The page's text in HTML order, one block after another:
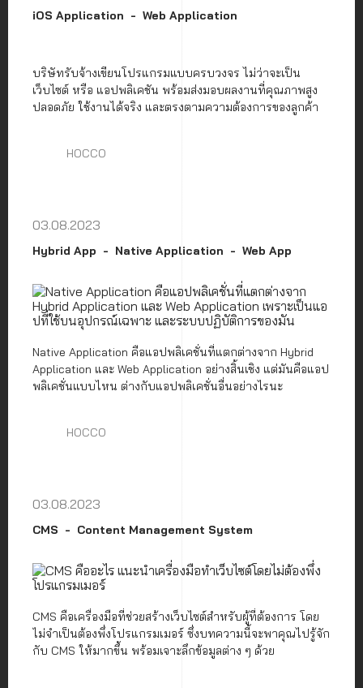
iOS Application Web Application
บริษัทรับจ้างเขียนโปรแกรมแบบครบวงจร ไม่ว่าจะเป็น
เว็บไซต์ หรือ แอปพลิเคชัน พร้อมส่งมอบผลงานที่คุณภาพสูง
ปลอดภัย ใช้งานได้จริง และตรงตามความต้องการของลูกค้า
HOCCO
03.08.2023
Hybrid App Native Application Web App
Native Application คือแอปพลิเคชั่นที่แตกต่างจาก Hybrid
Application และ Web Application อย่างสิ้นเชิง แต่มันคือแอป
พลิเคชั่นแบบไหน ต่างกับแอปพลิเคชั่นอื่นอย่างไรนะ
HOCCO
03.08.2023
CMS Content Management System
CMS คือเครื่องมือที่ช่วยสร้างเว็บไซต์สำหรับผู้ที่ต้องการ โดย
ไม่จำเป็นต้องพึ่งโปรแกรมเมอร์ ซึ่งบทความนี้จะพาคุณไปรู้จัก
กับ CMS ให้มากขึ้น พร้อมเจาะลึกข้อมูลต่าง ๆ ด้วย